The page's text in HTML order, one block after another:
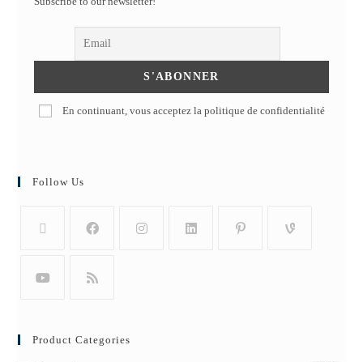
En continuant, vous acceptez la politique de confidentialité
Follow Us
Product Categories